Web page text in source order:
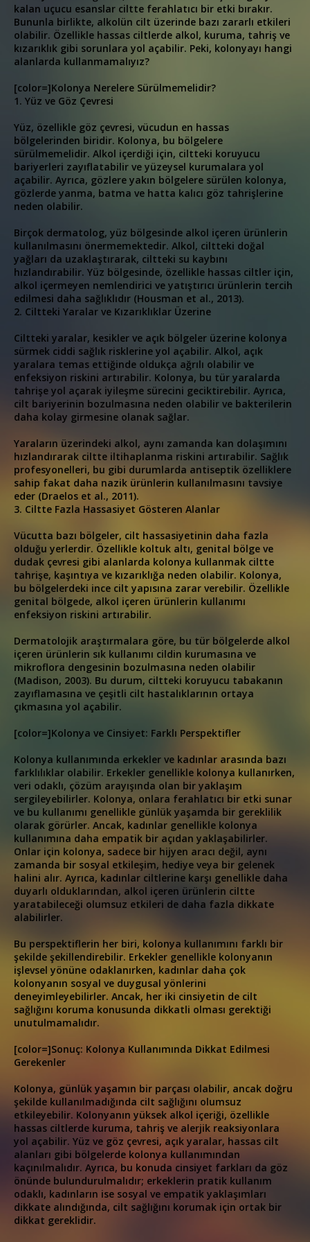
kalan uçucu esanslar ciltte ferahlatıcı bir etki bırakır.
Bununla birlikte, alkolün cilt üzerinde bazı zararlı etkileri
olabilir. Özellikle hassas ciltlerde alkol, kuruma, tahriş ve
kızarıklık gibi sorunlara yol açabilir. Peki, kolonyayı hangi
alanlarda kullanmamalıyız?
[color=]Kolonya Nerelere Sürülmemelidir?
1. Yüz ve Göz Çevresi
Yüz, özellikle göz çevresi, vücudun en hassas
bölgelerinden biridir. Kolonya, bu bölgelere
sürülmemelidir. Alkol içerdiği için, ciltteki koruyucu
bariyerleri zayıflatabilir ve yüzeysel kurumalara yol
açabilir. Ayrıca, gözlere yakın bölgelere sürülen kolonya,
gözlerde yanma, batma ve hatta kalıcı göz tahrişlerine
neden olabilir.
Birçok dermatolog, yüz bölgesinde alkol içeren ürünlerin
kullanılmasını önermemektedir. Alkol, ciltteki doğal
yağları da uzaklaştırarak, ciltteki su kaybını
hızlandırabilir. Yüz bölgesinde, özellikle hassas ciltler için,
alkol içermeyen nemlendirici ve yatıştırıcı ürünlerin tercih
edilmesi daha sağlıklıdır (Housman et al., 2013).
2. Ciltteki Yaralar ve Kızarıklıklar Üzerine
Ciltteki yaralar, kesikler ve açık bölgeler üzerine kolonya
sürmek ciddi sağlık risklerine yol açabilir. Alkol, açık
yaralara temas ettiğinde oldukça ağrılı olabilir ve
enfeksiyon riskini artırabilir. Kolonya, bu tür yaralarda
tahrişe yol açarak iyileşme sürecini geciktirebilir. Ayrıca,
cilt bariyerinin bozulmasına neden olabilir ve bakterilerin
daha kolay girmesine olanak sağlar.
Yaraların üzerindeki alkol, aynı zamanda kan dolaşımını
hızlandırarak ciltte iltihaplanma riskini artırabilir. Sağlık
profesyonelleri, bu gibi durumlarda antiseptik özelliklere
sahip fakat daha nazik ürünlerin kullanılmasını tavsiye
eder (Draelos et al., 2011).
3. Ciltte Fazla Hassasiyet Gösteren Alanlar
Vücutta bazı bölgeler, cilt hassasiyetinin daha fazla
olduğu yerlerdir. Özellikle koltuk altı, genital bölge ve
dudak çevresi gibi alanlarda kolonya kullanmak ciltte
tahrişe, kaşıntıya ve kızarıklığa neden olabilir. Kolonya,
bu bölgelerdeki ince cilt yapısına zarar verebilir. Özellikle
genital bölgede, alkol içeren ürünlerin kullanımı
enfeksiyon riskini artırabilir.
Dermatolojik araştırmalara göre, bu tür bölgelerde alkol
içeren ürünlerin sık kullanımı cildin kurumasına ve
mikroflora dengesinin bozulmasına neden olabilir
(Madison, 2003). Bu durum, ciltteki koruyucu tabakanın
zayıflamasına ve çeşitli cilt hastalıklarının ortaya
çıkmasına yol açabilir.
[color=]Kolonya ve Cinsiyet: Farklı Perspektifler
Kolonya kullanımında erkekler ve kadınlar arasında bazı
farklılıklar olabilir. Erkekler genellikle kolonya kullanırken,
veri odaklı, çözüm arayışında olan bir yaklaşım
sergileyebilirler. Kolonya, onlara ferahlatıcı bir etki sunar
ve bu kullanımı genellikle günlük yaşamda bir gereklilik
olarak görürler. Ancak, kadınlar genellikle kolonya
kullanımına daha empatik bir açıdan yaklaşabilirler.
Onlar için kolonya, sadece bir hijyen aracı değil, aynı
zamanda bir sosyal etkileşim, hediye veya bir gelenek
halini alır. Ayrıca, kadınlar ciltlerine karşı genellikle daha
duyarlı olduklarından, alkol içeren ürünlerin ciltte
yaratabileceği olumsuz etkileri de daha fazla dikkate
alabilirler.
Bu perspektiflerin her biri, kolonya kullanımını farklı bir
şekilde şekillendirebilir. Erkekler genellikle kolonyanın
işlevsel yönüne odaklanırken, kadınlar daha çok
kolonyanın sosyal ve duygusal yönlerini
deneyimleyebilirler. Ancak, her iki cinsiyetin de cilt
sağlığını koruma konusunda dikkatli olması gerektiği
unutulmamalıdır.
[color=]Sonuç: Kolonya Kullanımında Dikkat Edilmesi
Gerekenler
Kolonya, günlük yaşamın bir parçası olabilir, ancak doğru
şekilde kullanılmadığında cilt sağlığını olumsuz
etkileyebilir. Kolonyanın yüksek alkol içeriği, özellikle
hassas ciltlerde kuruma, tahriş ve alerjik reaksiyonlara
yol açabilir. Yüz ve göz çevresi, açık yaralar, hassas cilt
alanları gibi bölgelerde kolonya kullanımından
kaçınılmalıdır. Ayrıca, bu konuda cinsiyet farkları da göz
önünde bulundurulmalıdır; erkeklerin pratik kullanım
odaklı, kadınların ise sosyal ve empatik yaklaşımları
dikkate alındığında, cilt sağlığını korumak için ortak bir
dikkat gereklidir.